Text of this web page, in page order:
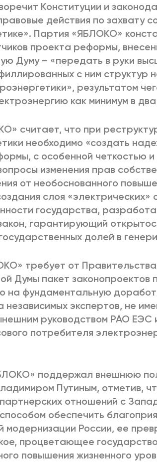
Конституции и
действия по захвату
Партия «ЯБЛОКО»
проекта реформы,
Думу – «передать в руки
с ним структур
результатом
как минимум в
считает, что при
необходимо «создать
с особенной четкостью
изменения прав
от необоснованного
слоя «электрических»
государства,
гарантирующий
долей в
требует от Правительства
Думы пакет законопроектов
на фундаментальную
независимых экспертов, не
руководством РАО
потребителя
поддержал внешнюю
Путиным, отметив,
отношений с
обеспечить
модернизации России, ее
процветающее
повышения жизненного